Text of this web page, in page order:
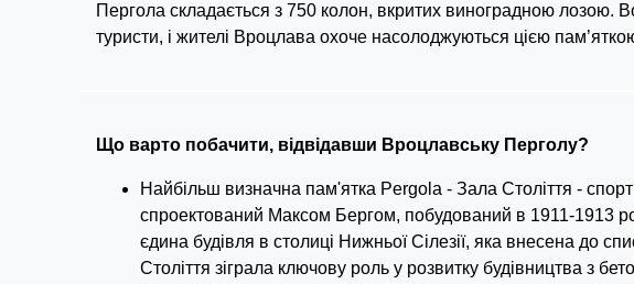
Пергола складається з 750 колон, вкритих виноградною лозою.
туристи, і жителі Вроцлава охоче насолоджуються цією
Що варто побачити, відвідавши Вроцлавську Перголу?
Найбільш визначна пам'ятка Pergola - Зала Століття -
спроектований Максом Бергом, побудований в 1911-1913
єдина будівля в столиці Нижньої Сілезії, яка внесена до
Століття зіграла ключову роль у розвитку будівництва з